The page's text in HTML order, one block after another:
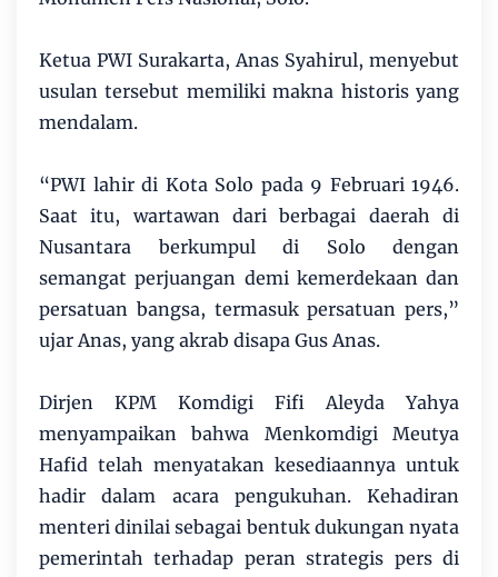
Ketua PWI Surakarta, Anas Syahirul, menyebut
usulan tersebut memiliki makna historis yang
mendalam.
“PWI lahir di Kota Solo pada 9 Februari 1946.
Saat itu, wartawan dari berbagai daerah di
Nusantara berkumpul di Solo dengan
semangat perjuangan demi kemerdekaan dan
persatuan bangsa, termasuk persatuan pers,”
ujar Anas, yang akrab disapa Gus Anas.
Dirjen KPM Komdigi Fifi Aleyda Yahya
menyampaikan bahwa Menkomdigi Meutya
Hafid telah menyatakan kesediaannya untuk
hadir dalam acara pengukuhan. Kehadiran
menteri dinilai sebagai bentuk dukungan nyata
pemerintah terhadap peran strategis pers di